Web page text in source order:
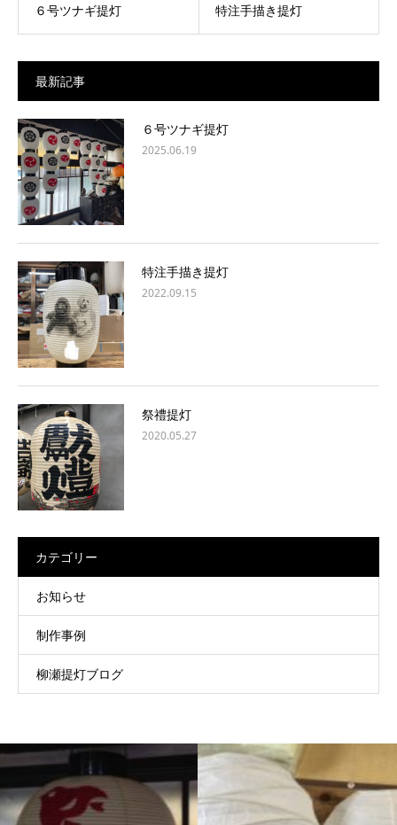
６号ツナギ提灯 特注手描き提灯
最新記事
６号ツナギ提灯
2025.06.19
特注手描き提灯
2022.09.15
祭禮提灯
2020.05.27
カテゴリー
お知らせ
制作事例
柳瀬提灯ブログ